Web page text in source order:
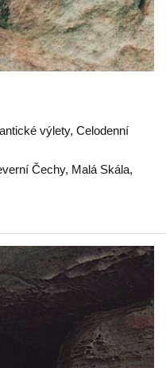
výlety, Celodenní
Čechy, Malá Skála,